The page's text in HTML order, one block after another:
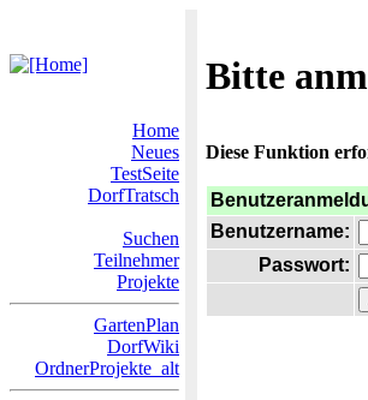
Bitte
Home
Neues
TestSeite
DorfTratsch
Suchen
Teilnehmer
Projekte
GartenPlan
DorfWiki
OrdnerProjekte_alt
Diese Funktion
Benutzername:
Passwort: